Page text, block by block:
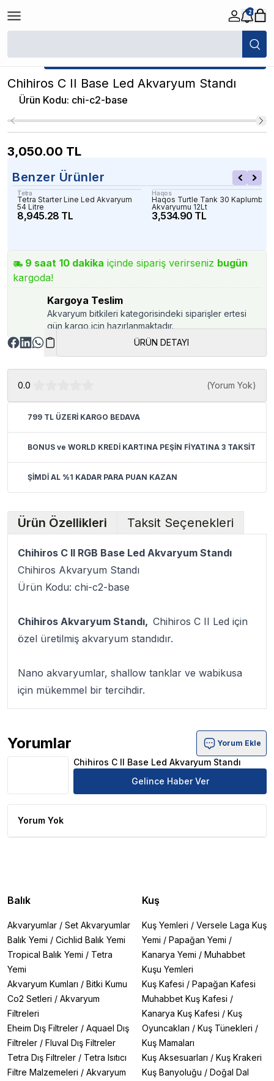
2
/
★ Atakan Petshop, Chihiros yetkili satıcısıdır.
Chihiros C II Base Led Akvaryum Standı
Ürün Kodu: chi-c2-base
3,050.00 TL
Benzer Ürünler
Tetra
Tetra Starter Line Led Akvaryum
54 Litre
8,945.28 TL
Haqos
Haqos Turtle Tank 30
Akvaryumu 12Lt
3,534.90 TL
9 saat 10 dakika içinde sipariş verirseniz bugün
kargoda!
Kargoya Teslim
Akvaryum bitkileri kategorisindeki siparişler ertesi
gün kargo için hazırlanmaktadır.
ÜRÜN DETAYI
0.0 (Yorum Yok)
799 TL ÜZERİ KARGO BEDAVA
BONUS ve WORLD KREDİ KARTINA PEŞİN FİYATINA 3 TAKSİT
ŞİMDİ AL %1 KADAR PARA PUAN KAZAN
Ürün Özellikleri Taksit Seçenekleri
Chihiros C II RGB Base Led Akvaryum Standı
Chihiros Akvaryum Standı
Ürün Kodu: chi-c2-base
Chihiros Akvaryum Standı, Chihiros C II Led için
özel üretilmiş akvaryum standıdır.
Nano akvaryumlar, shallow tanklar ve wabikusa
için mükemmel bir tercihdir.
Yorumlar
Chihiros C II Base Led Akvaryum Standı Ürün Yorumları
Yorum Ekle
Chihiros C II Base Led Akvaryum Standı
Gelince Haber Ver
Yorum Yok
Balık
Akvaryumlar / Set Akvaryumlar
Balık Yemi / Cichlid Balık Yemi
Tropical Balık Yemi / Tetra
Yemi
Akvaryum Kumları / Bitki Kumu
Co2 Setleri / Akvaryum
Filtreleri
Eheim Dış Filtreler / Aquael Dış
Filtreler / Fluval Dış Filtreler
Tetra Dış Filtreler / Tetra Isıtıcı
Filtre Malzemeleri / Akvaryum
Kuş
Kuş Yemleri / Versele Laga Kuş
Yemi / Papağan Yemi /
Kanarya Yemi / Muhabbet
Kuşu Yemleri
Kuş Kafesi / Papağan Kafesi
Muhabbet Kuş Kafesi /
Kanarya Kuş Kafesi / Kuş
Oyuncakları / Kuş Tünekleri /
Kuş Mamaları
Kuş Aksesuarları / Kuş Krakeri
Kuş Banyoluğu / Doğal Dal